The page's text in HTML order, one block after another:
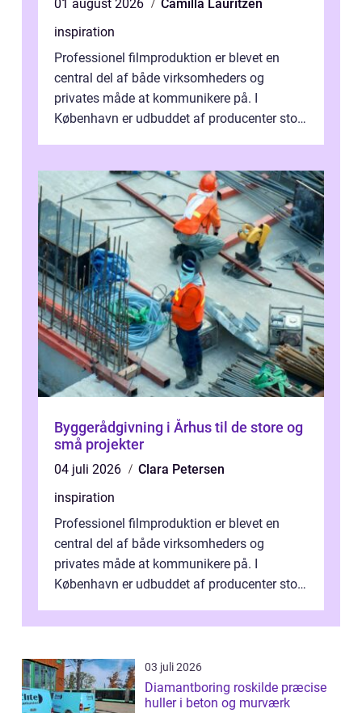
01 august 2026
Camilla Lauritzen
inspiration
Professionel filmproduktion er blevet en
central del af både virksomheders og
privates måde at kommunikere på. I
København er udbuddet af producenter stort,
Byggerådgivning i Århus til de store og
små projekter
04 juli 2026
Clara Petersen
inspiration
Professionel filmproduktion er blevet en
central del af både virksomheders og
privates måde at kommunikere på. I
København er udbuddet af producenter stort,
inti...
03 juli 2026
Diamantboring roskilde præcise
huller i beton og murværk